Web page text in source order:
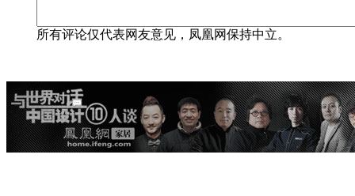
所有评论仅代表网友意见，凤凰网保持中立。